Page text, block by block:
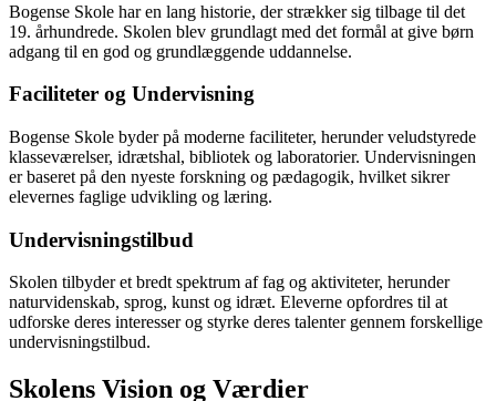
Bogense Skole har en lang historie, der strækker sig tilbage til det
19. århundrede. Skolen blev grundlagt med det formål at give børn
adgang til en god og grundlæggende uddannelse.
Faciliteter og Undervisning
Bogense Skole byder på moderne faciliteter, herunder veludstyrede
klasseværelser, idrætshal, bibliotek og laboratorier. Undervisningen
er baseret på den nyeste forskning og pædagogik, hvilket sikrer
elevernes faglige udvikling og læring.
Undervisningstilbud
Skolen tilbyder et bredt spektrum af fag og aktiviteter, herunder
naturvidenskab, sprog, kunst og idræt. Eleverne opfordres til at
udforske deres interesser og styrke deres talenter gennem forskellige
undervisningstilbud.
Skolens Vision og Værdier